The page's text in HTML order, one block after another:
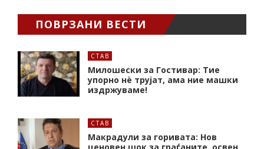
ПОВРЗАНИ ВЕСТИ
СТАВ
Милошески за Гостивар: Тие
упорно нѐ трујат, ама ние машки
издржуваме!
СТАВ
Макрадули за горивата: Нов